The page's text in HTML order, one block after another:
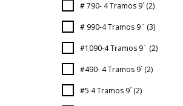
# 790- 4 Tramos 9´ (2)
# 990-4 Tramos 9¨ (3)
#1090-4 Tramos 9¨ (2)
#490- 4 Tramos 9´ (2)
#5 4 Tramos 9´ (2)